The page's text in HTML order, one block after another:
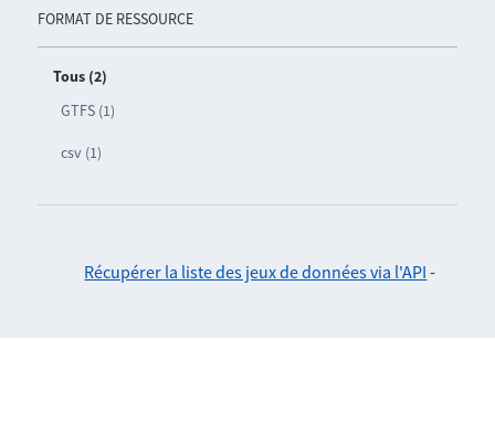
FORMAT DE RESSOURCE
Tous (2)
GTFS (1)
csv (1)
Récupérer la liste des jeux de données via l'API -